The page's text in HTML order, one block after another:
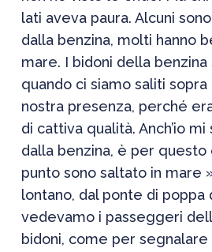
lati aveva paura. Alcuni
dalla benzina, molti hanno
mare. I bidoni della
quando ci siamo saliti
nostra presenza, perché
di cattiva qualità. Anch’io
dalla benzina, è per questo
punto sono saltato in mare
lontano, dal ponte di poppa
vedevamo i passeggeri
bidoni, come per